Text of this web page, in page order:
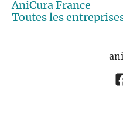
AniCura France
Toutes les